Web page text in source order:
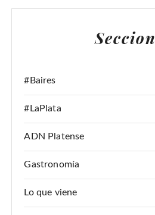
C
#Baires
#LaPlata
ADN Platense
Gastronomía
Lo que viene